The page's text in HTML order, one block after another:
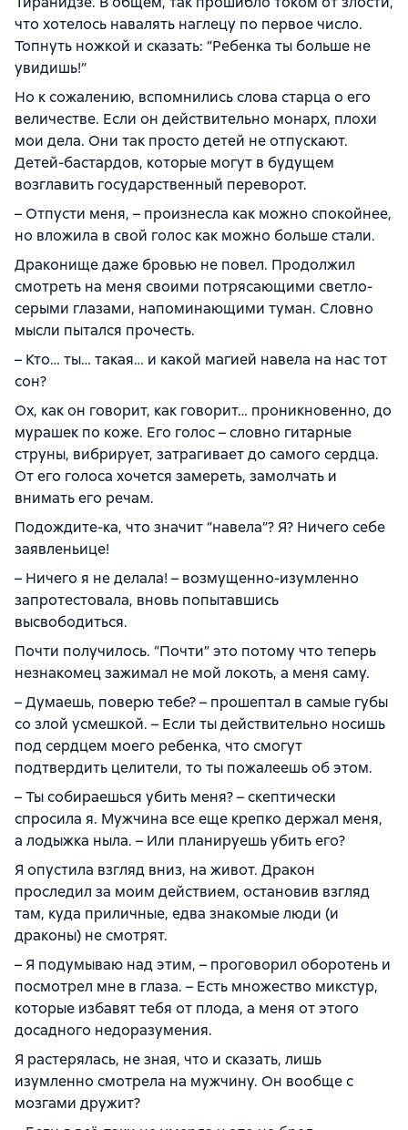
что хотелось навалять наглецу по первое число.
Топнуть ножкой и сказать: “Ребенка ты больше не
увидишь!”
Но к сожалению, вспомнились слова старца о его
величестве. Если он действительно монарх, плохи
мои дела. Они так просто детей не отпускают.
Детей-бастардов, которые могут в будущем
возглавить государственный переворот.
– Отпусти меня, – произнесла как можно спокойнее,
но вложила в свой голос как можно больше стали.
Драконище даже бровью не повел. Продолжил
смотреть на меня своими потрясающими светло-
серыми глазами, напоминающими туман. Словно
мысли пытался прочесть.
– Кто… ты… такая… и какой магией навела на нас тот
сон?
Ох, как он говорит, как говорит… проникновенно, до
мурашек по коже. Его голос – словно гитарные
струны, вибрирует, затрагивает до самого сердца.
От его голоса хочется замереть, замолчать и
внимать его речам.
Подождите-ка, что значит “навела”? Я? Ничего себе
заявленьице!
– Ничего я не делала! – возмущенно-изумленно
запротестовала, вновь попытавшись
высвободиться.
Почти получилось. “Почти” это потому что теперь
незнакомец зажимал не мой локоть, а меня саму.
– Думаешь, поверю тебе? – прошептал в самые губы
со злой усмешкой. – Если ты действительно носишь
под сердцем моего ребенка, что смогут
подтвердить целители, то ты пожалеешь об этом.
– Ты собираешься убить меня? – скептически
спросила я. Мужчина все еще крепко держал меня,
а лодыжка ныла. – Или планируешь убить его?
Я опустила взгляд вниз, на живот. Дракон
проследил за моим действием, остановив взгляд
там, куда приличные, едва знакомые люди (и
драконы) не смотрят.
– Я подумываю над этим, – проговорил оборотень и
посмотрел мне в глаза. – Есть множество микстур,
которые избавят тебя от плода, а меня от этого
досадного недоразумения.
Я растерялась, не зная, что и сказать, лишь
изумленно смотрела на мужчину. Он вообще с
мозгами дружит?